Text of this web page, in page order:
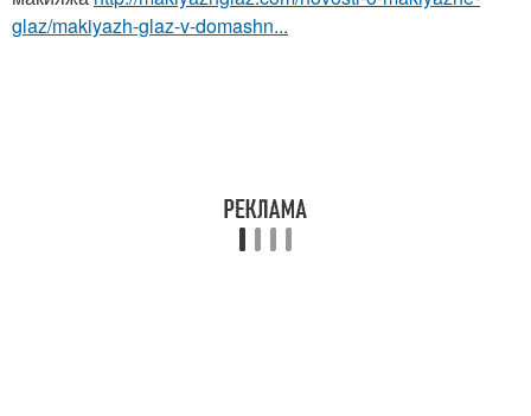
glaz/makiyazh-glaz-v-domashn...